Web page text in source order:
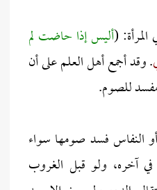
(أليس إذا حاضت لم
.وقد أجمع أهل العلم على أن
للصوم.
النفاس فسد صومها سواء
آخره، ولو قبل الغروب